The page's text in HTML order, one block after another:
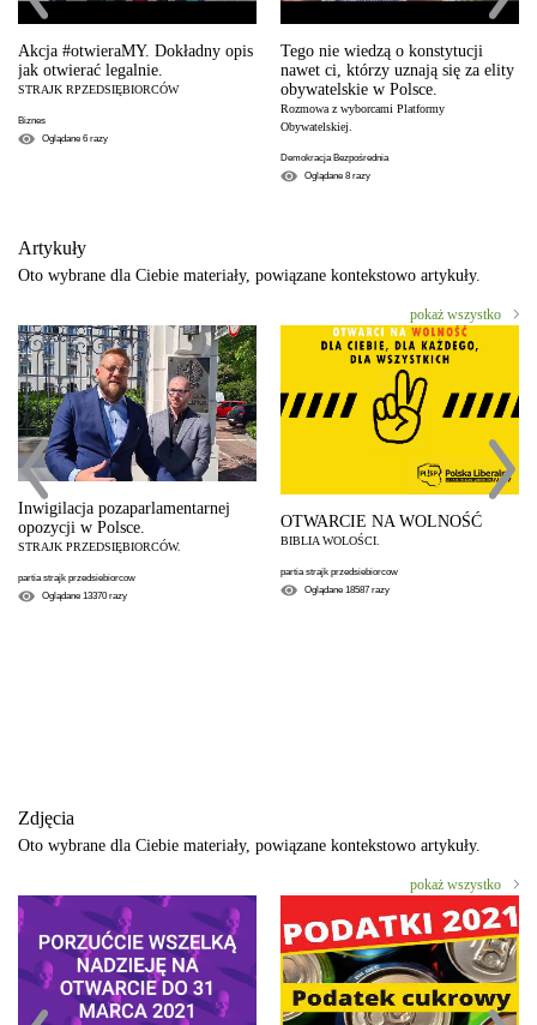
Akcja #otwieraMY. Dokładny opis
jak otwierać legalnie.
STRAJK RPZEDSIĘBIORCÓW
Biznes
Oglądane 6 razy
Tego nie wiedzą o konstytucji
nawet ci, którzy uznają się za elity
obywatelskie w Polsce.
Rozmowa z wyborcami Platformy
Obywatelskiej.
Demokracja Bezpośrednia
Oglądane 8 razy
Artykuły
Oto wybrane dla Ciebie materiały, powiązane kontekstowo artykuły.
pokaż wszystko
Inwigilacja pozaparlamentarnej
opozycji w Polsce.
STRAJK PRZEDSIĘBIORCÓW.
partia strajk przedsiebiorcow
Oglądane 13370razy
OTWARCIE NA WOLNOŚĆ
BIBLIA WOLOŚCI.
partia strajk przedsiebiorcow
Oglądane 18587 razy
Zdjęcia
Oto wybrane dla Ciebie materiały, powiązane kontekstowo artykuły.
pokaż wszystko